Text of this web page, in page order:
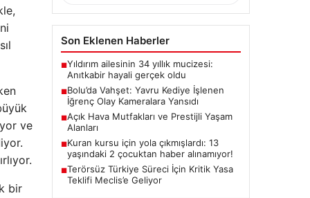
ve
bir
Son Eklenen Haberler
■Yıldırım ailesinin 34 yıllık mucizesi:
Anıtkabir hayali gerçek oldu
■Bolu’da Vahşet: Yavru Kediye İşlenen
İğrenç Olay Kameralara Yansıdı
■Açık Hava Mutfakları ve Prestijli Yaşam
Alanları
■Kuran kursu için yola çıkmışlardı: 13
yaşındaki 2 çocuktan haber alınamıyor!
■Terörsüz Türkiye Süreci İçin Kritik Yasa
Teklifi Meclis’e Geliyor